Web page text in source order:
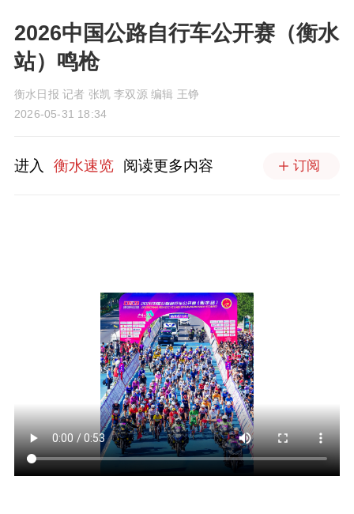
2026中国公路自行车公开赛（衡水
站）鸣枪
衡水日报 记者 张凯 李双源 编辑 王铮
2026-05-31 18:34
进入 衡水速览 阅读更多内容 订阅